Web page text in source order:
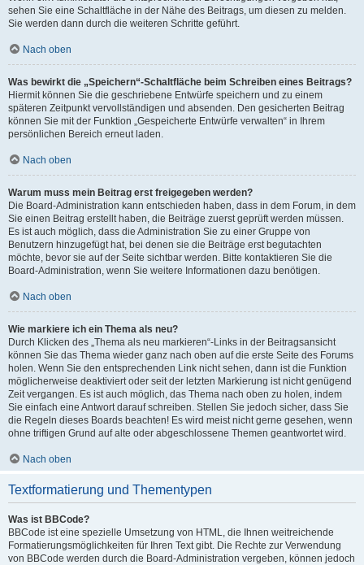
sehen Sie eine Schaltfläche in der Nähe des Beitrags, um diesen zu melden.
Sie werden dann durch die weiteren Schritte geführt.
Nach oben
Was bewirkt die „Speichern“-Schaltfläche beim Schreiben eines Beitrags?
Hiermit können Sie die geschriebene Entwürfe speichern und zu einem
späteren Zeitpunkt vervollständigen und absenden. Den gesicherten Beitrag
können Sie mit der Funktion „Gespeicherte Entwürfe verwalten“ in Ihrem
persönlichen Bereich erneut laden.
Nach oben
Warum muss mein Beitrag erst freigegeben werden?
Die Board-Administration kann entschieden haben, dass in dem Forum, in dem
Sie einen Beitrag erstellt haben, die Beiträge zuerst geprüft werden müssen.
Es ist auch möglich, dass die Administration Sie zu einer Gruppe von
Benutzern hinzugefügt hat, bei denen sie die Beiträge erst begutachten
möchte, bevor sie auf der Seite sichtbar werden. Bitte kontaktieren Sie die
Board-Administration, wenn Sie weitere Informationen dazu benötigen.
Nach oben
Wie markiere ich ein Thema als neu?
Durch Klicken des „Thema als neu markieren“-Links in der Beitragsansicht
können Sie das Thema wieder ganz nach oben auf die erste Seite des Forums
holen. Wenn Sie den entsprechenden Link nicht sehen, dann ist die Funktion
möglicherweise deaktiviert oder seit der letzten Markierung ist nicht genügend
Zeit vergangen. Es ist auch möglich, das Thema nach oben zu holen, indem
Sie einfach eine Antwort darauf schreiben. Stellen Sie jedoch sicher, dass Sie
die Regeln dieses Boards beachten! Es wird meist nicht gerne gesehen, wenn
ohne triftigen Grund auf alte oder abgeschlossene Themen geantwortet wird.
Nach oben
Textformatierung und Thementypen
Was ist BBCode?
BBCode ist eine spezielle Umsetzung von HTML, die Ihnen weitreichende
Formatierungsmöglichkeiten für Ihren Text gibt. Die Rechte zur Verwendung
von BBCode werden durch die Board-Administration vergeben, können jedoch